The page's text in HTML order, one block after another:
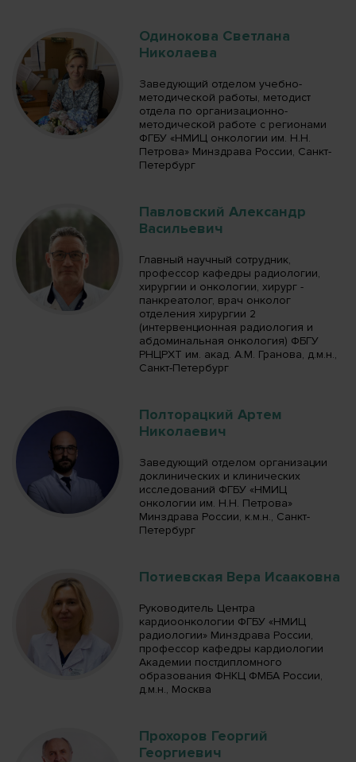
Одинокова Светлана
Николаева
Заведующий отделом учебно-
методической работы, методист
отдела по организационно-
методической работе с регионами
ФГБУ «НМИЦ онкологии им. Н.Н.
Петрова» Минздрава России, Санкт-
Петербург
Павловский Александр
Васильевич
Главный научный сотрудник,
профессор кафедры радиологии,
хирургии и онкологии, хирург -
панкреатолог, врач онколог
отделения хирургии 2
(интервенционная радиология и
абдоминальная онкология) ФБГУ
РНЦРХТ им. акад. А.М. Гранова, д.м.н.,
Санкт-Петербург
Полторацкий Артем
Николаевич
Заведующий отделом организации
доклинических и клинических
исследований ФГБУ «НМИЦ
онкологии им. Н.Н. Петрова»
Минздрава России, к.м.н., Санкт-
Петербург
Потиевская Вера Исааковна
Руководитель Центра
кардиоонкологии ФГБУ «НМИЦ
радиологии» Минздрава России,
профессор кафедры кардиологии
Академии постдипломного
образования ФНКЦ ФМБА России,
д.м.н., Москва
Прохоров Георгий
Георгиевич